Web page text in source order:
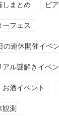
しまとめ ビ
フェス
連休開催イベ
アル謎解きイベ
お酒イベント
測